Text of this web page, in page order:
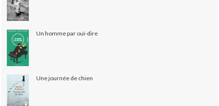
Un homme par ouï-dire
Une journée de chien